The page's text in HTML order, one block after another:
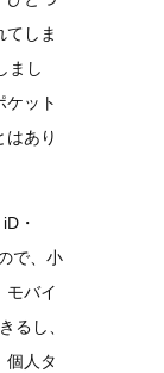
てしま
まし
ケット
はあり
・
で、小
モバイ
るし、
個人タ